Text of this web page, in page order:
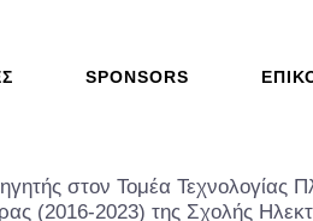
SPONSORS
στον Τομέα Τεχνολογίας
(2016-2023) της Σχολής